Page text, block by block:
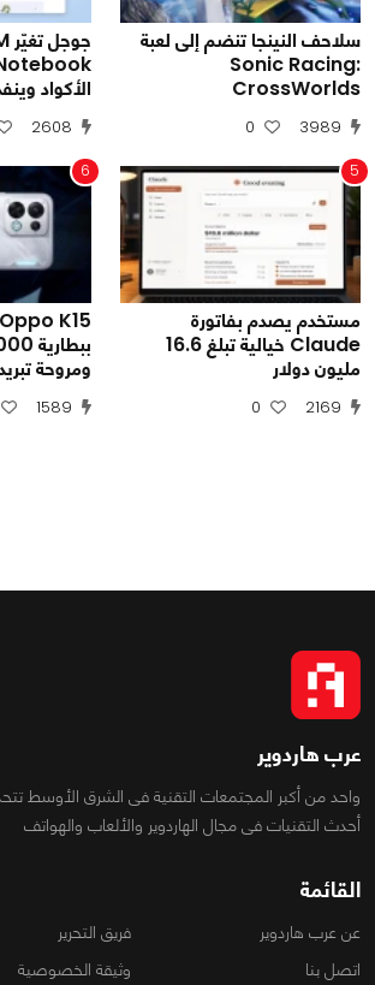
سلاحف النينجا تنضم إلى لعبة
Sonic Racing:
CrossWorlds
3989
0
الأكواد
2608
5
مستخدم يصدم بفاتورة
Claude خيالية تبلغ 16.6
مليون دولار
2169
0
6
ومروحة
1589
عرب هاردوير
واحد من أكبر المجتمعات التقنية فى الشرق الأوسط
أحدث التقنيات فى مجال الهاردوير والألعاب والهواتف
القائمة
عن عرب هاردوير
فريق التحرير
اتصل بنا
وثيقة الخصوصية